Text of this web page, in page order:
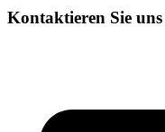
Kontaktieren Sie uns